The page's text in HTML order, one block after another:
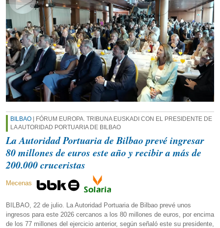
BILBAO | FÓRUM EUROPA. TRIBUNA EUSKADI CON EL PRESIDENTE DE
LA AUTORIDAD PORTUARIA DE BILBAO
La Autoridad Portuaria de Bilbao prevé ingresar
80 millones de euros este año y recibir a más de
200.000 cruceristas
Mecenas
BILBAO, 22 de julio. La Autoridad Portuaria de Bilbao prevé unos
ingresos para este 2026 cercanos a los 80 millones de euros, por encima
de los 77 millones del ejercicio anterior, según señaló este su presidente,